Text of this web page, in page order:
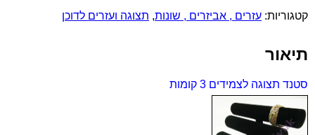
לצמידים
קטגוריות: עזרים , אביזרים , שונות, תצוגה ועזרים לדוכן
תיאור
סטנד תצוגה לצמידים 3 קומות